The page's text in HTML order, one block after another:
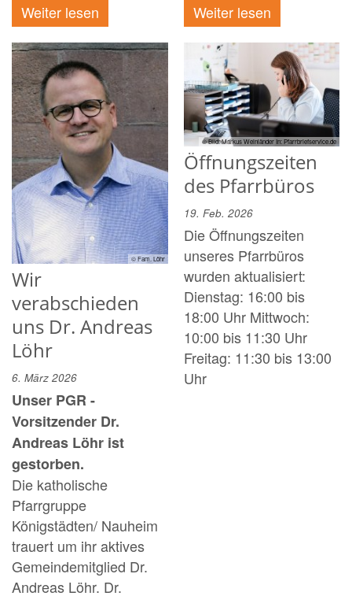
Weiter lesen
Weiter lesen
© Fam. Löhr
Wir
verabschieden
uns Dr. Andreas
Löhr
6. März 2026
Unser PGR -
Vorsitzender Dr.
Andreas Löhr ist
gestorben.
Die katholische
Pfarrgruppe
Königstädten/ Nauheim
trauert um ihr aktives
Gemeindemitglied Dr.
Andreas Löhr. Dr.
© Bild: Markus Weinländer In: Pfarrbriefservice.de
Öffnungszeiten
des Pfarrbüros
19. Feb. 2026
Die Öffnungszeiten
unseres Pfarrbüros
wurden aktualisiert:
Dienstag: 16:00 bis
18:00 Uhr Mittwoch:
10:00 bis 11:30 Uhr
Freitag: 11:30 bis 13:00
Uhr